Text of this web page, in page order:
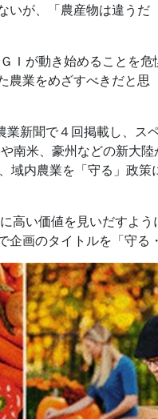
いが、「農産物は違うだ
Ｉが動き始めることを危
農業をめざすべきだと思
新聞で４回掲載し、ス
南米、豪州などの新大陸
域内農業を「守る」政策
い価値を見いだすよ
画のタイトルを「守る